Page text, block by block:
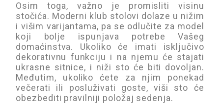
Osim toga, važno je promisliti visinu
stočića. Moderni klub stolovi dolaze u nižim
i višim varijantama, pa se odlučite za model
koji bolje ispunjava potrebe Vašeg
domaćinstva. Ukoliko će imati isključivo
dekorativnu funkciju i na njemu će stajati
ukrasne sitnice, i niži sto će biti dovoljan.
Međutim, ukoliko ćete za njim ponekad
večerati ili posluživati goste, viši sto će
obezbediti pravilniji položaj sedenja.